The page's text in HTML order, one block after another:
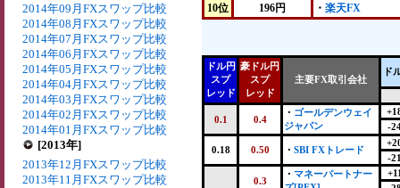
2014年09月FXスワップ比較
2014年08月FXスワップ比較
2014年07月FXスワップ比較
2014年06月FXスワップ比較
2014年05月FXスワップ比較
2014年04月FXスワップ比較
2014年03月FXスワップ比較
2014年02月FXスワップ比較
2014年01月FXスワップ比較
[2013年]
2013年12月FXスワップ比較
2013年11月FXスワップ比較
10位
196円 ・ 楽天FX
ドル円
スプ
レッド
豪ドル円
スプ
レッド
主要FX取引会社
ド
0.1 0.4
・ ゴールデンウェイ
ジャパン
-
0.18 0.50 ・ SBI FXトレード
-
0.3
・ マネーパートナー